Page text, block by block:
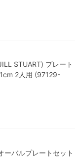
STUART) プレート
2人用 (97129-
ーバルプレートセット